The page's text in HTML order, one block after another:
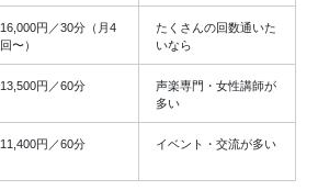
16,000円／30分（月4
回〜）
たくさんの回数通いた
いなら
13,500円／60分
声楽専門・女性講師が
多い
11,400円／60分 イベント・交流が多い